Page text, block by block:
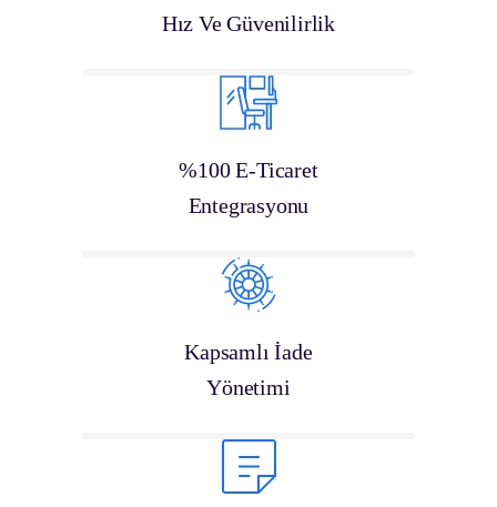
Hız Ve Güvenilirlik
%100 E-Ticaret
Entegrasyonu
Kapsamlı İade
Yönetimi